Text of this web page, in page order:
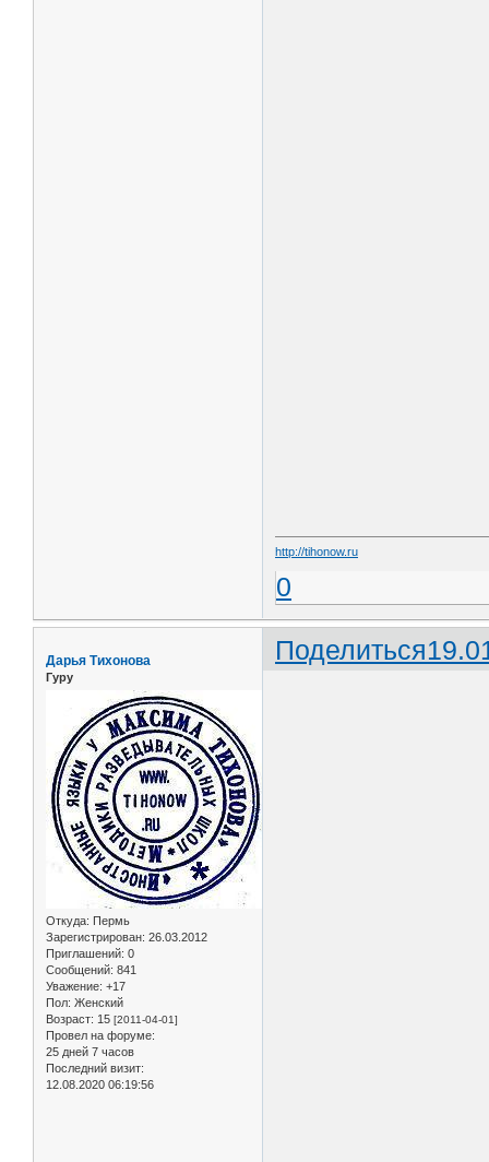
http://tihonow.ru
0
Поделиться
Дарья Тихонова
Гуру
Откуда: Пермь
Зарегистрирован: 26.03.2012
Приглашений: 0
Сообщений: 841
Уважение: +17
Пол: Женский
Возраст: 15 [2011-04-01]
Провел на форуме:
25 дней 7 часов
Последний визит:
12.08.2020 06:19:56